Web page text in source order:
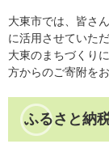
大東市では、皆さ
に活用させていただ
大東のまちづくり
方からのご寄附を
ふるさと納